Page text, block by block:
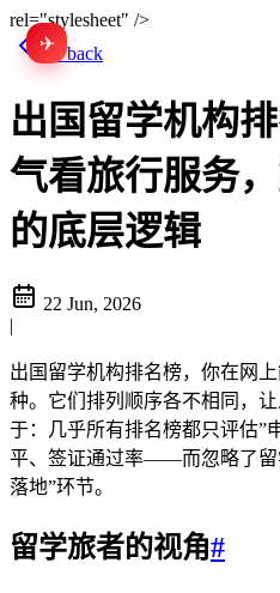
rel="stylesheet" />
✈
Go back
出国留学机构
气看旅行服务
的底层逻辑
22 Jun, 2026
|
出国留学机构排名榜，你在网
种。它们排列顺序各不相同，
于：几乎所有排名榜都只评估
平、签证通过率——而忽略了留
落地”环节。
留学旅者的视角#